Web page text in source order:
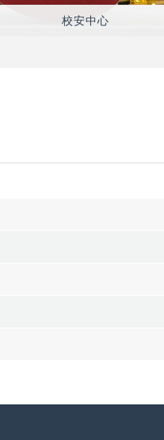
校安中心